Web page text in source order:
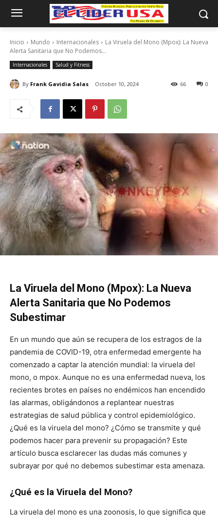
Inicio Mundo Internacionales
La Viruela del Mono (Mpox): La Nueva
Alerta Sanitaria que No Podemos...
Internacionales Salud y Fitness
By Frank Gavidia Salas October 10, 2024 0
66
La Viruela del Mono (Mpox): La Nueva
Alerta Sanitaria que No Podemos
Subestimar
En un mundo que aún se recupera de los estragos de la
pandemia de COVID-19, otra enfermedad emergente ha
comenzado a captar la atención mundial: la viruela del
mono, o mpox. Aunque no es una enfermedad nueva, los
recientes brotes en países no endémicos han encendido
las alarmas, obligándonos a replantear nuestras
estrategias de salud pública y control epidemiológico.
¿Qué es la viruela del mono? ¿Cómo se transmite y qué
podemos hacer para prevenir su propagación? Este
artículo busca esclarecer las dudas más comunes y
subrayar por qué no debemos subestimar esta amenaza.
¿Qué es la Viruela del Mono?
La viruela del mono es una zoonosis, lo que significa que